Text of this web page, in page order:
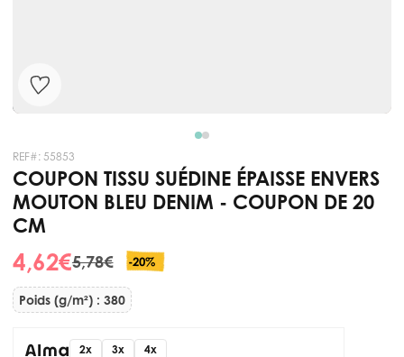
REF#: 55853
COUPON TISSU SUÉDINE ÉPAISSE ENVERS
MOUTON BLEU DENIM - COUPON DE 20
CM
5,78 €
4,62 € -20%
Poids (g/m²) : 380
2x 3x
4x